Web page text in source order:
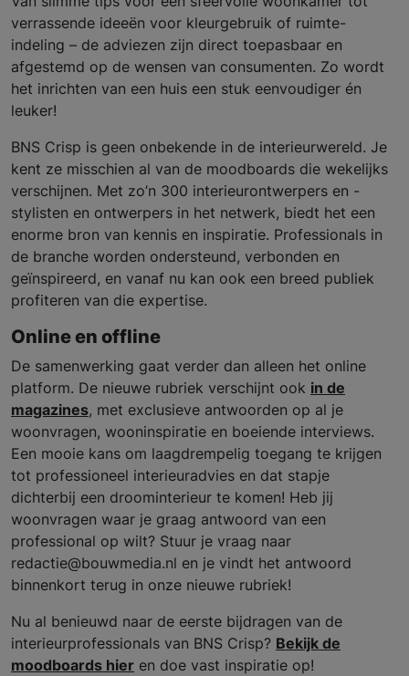
verrassende ideeën voor kleurgebruik of ruimte-
indeling – de adviezen zijn direct toepasbaar en
afgestemd op de wensen van consumenten. Zo wordt
het inrichten van een huis een stuk eenvoudiger én
leuker!
BNS Crisp is geen onbekende in de interieurwereld. Je
kent ze misschien al van de moodboards die wekelijks
verschijnen. Met zo’n 300 interieurontwerpers en -
stylisten en ontwerpers in het netwerk, biedt het een
enorme bron van kennis en inspiratie. Professionals in
de branche worden ondersteund, verbonden en
geïnspireerd, en vanaf nu kan ook een breed publiek
profiteren van die expertise.
Online en offline
De samenwerking gaat verder dan alleen het online
platform. De nieuwe rubriek verschijnt ook in de
magazines, met exclusieve antwoorden op al je
woonvragen, wooninspiratie en boeiende interviews.
Een mooie kans om laagdrempelig toegang te krijgen
tot professioneel interieuradvies en dat stapje
dichterbij een droominterieur te komen! Heb jij
woonvragen waar je graag antwoord van een
professional op wilt? Stuur je vraag naar
redactie@bouwmedia.nl en je vindt het antwoord
binnenkort terug in onze nieuwe rubriek!
Nu al benieuwd naar de eerste bijdragen van de
interieurprofessionals van BNS Crisp? Bekijk de
moodboards hier en doe vast inspiratie op!